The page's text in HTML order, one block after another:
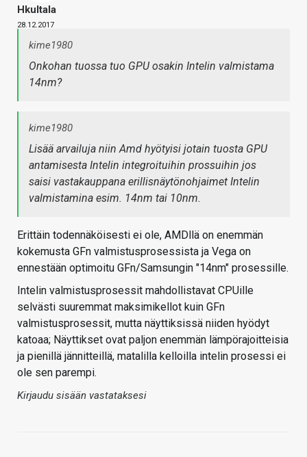
Hkultala
28.12.2017
kime1980
Onkohan tuossa tuo GPU osakin Intelin valmistama
14nm?
kime1980
Lisää arvailuja niin Amd hyötyisi jotain tuosta GPU
antamisesta Intelin integroituihin prossuihin jos
saisi vastakauppana erillisnäytönohjaimet Intelin
valmistamina esim. 14nm tai 10nm.
Erittäin todennäköisesti ei ole, AMDllä on enemmän
kokemusta GFn valmistusprosessista ja Vega on
ennestään optimoitu GFn/Samsungin "14nm" prosessille.
Intelin valmistusprosessit mahdollistavat CPUille
selvästi suuremmat maksimikellot kuin GFn
valmistusprosessit, mutta näyttiksissä niiden hyödyt
katoaa; Näyttikset ovat paljon enemmän lämpörajoitteisia
ja pienillä jännitteillä, matalilla kelloilla intelin prosessi ei
ole sen parempi.
Kirjaudu sisään vastataksesi